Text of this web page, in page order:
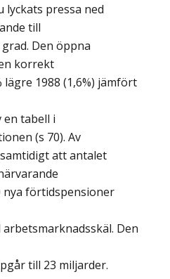
pressa ned
till
Den öppna
korrekt
lägre 1988 (1,6%) jämfört
en tabell i
(s 70). Av
att antalet
nya förtidspensioner
Den
till 23 miljarder.